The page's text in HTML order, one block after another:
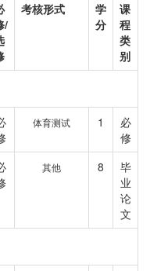
/
考核形式
学
分
课
程
类
别
体育测试 1
必
修
其他 8
毕
业
论
文